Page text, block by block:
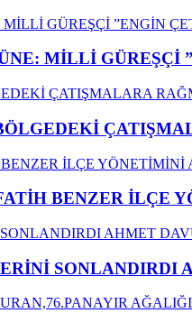
MİLLİ
BENZER İLÇE
SONLANDIRDI